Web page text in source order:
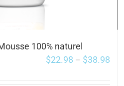
100% naturel
$22.98 – $38.98